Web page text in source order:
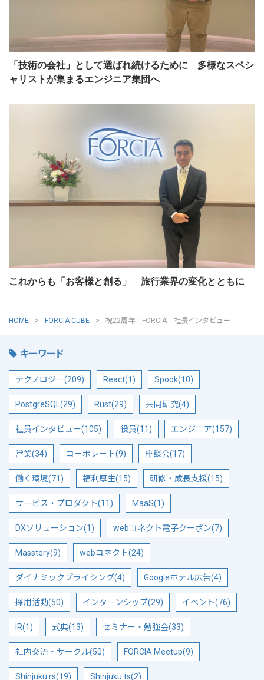
「技術の会社」として選ばれ続けるために 多様なスペシ
ャリストが集まるエンジニア集団へ
これからも「お客様と創る」 旅行業界の変化とともに
HOME FORCIA CUBE 祝22周年！FORCIA 社長インタビュー
キーワード
テクノロジー(209) React(1) Spook(10)
PostgreSQL(29) Rust(29) 共同研究(4)
社員インタビュー(105) 役員(11) エンジニア(157)
営業(34) コーポレート(9) 座談会(17)
働く環境(71) 福利厚生(15) 研修・成長支援(15)
サービス・プロダクト(11) MaaS(1)
DXソリューション(1) webコネクト電子クーポン(7)
Masstery(9) webコネクト(24)
ダイナミックプライシング(4) Googleホテル広告(4)
採用活動(50) インターンシップ(29) イベント(76)
IR(1) 式典(13) セミナー・勉強会(33)
社内交流・サークル(50) FORCIA Meetup(9)
Shinjuku.rs(19) Shinjuku.ts(2)